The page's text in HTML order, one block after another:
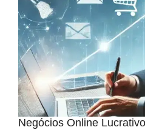
Negócios Online